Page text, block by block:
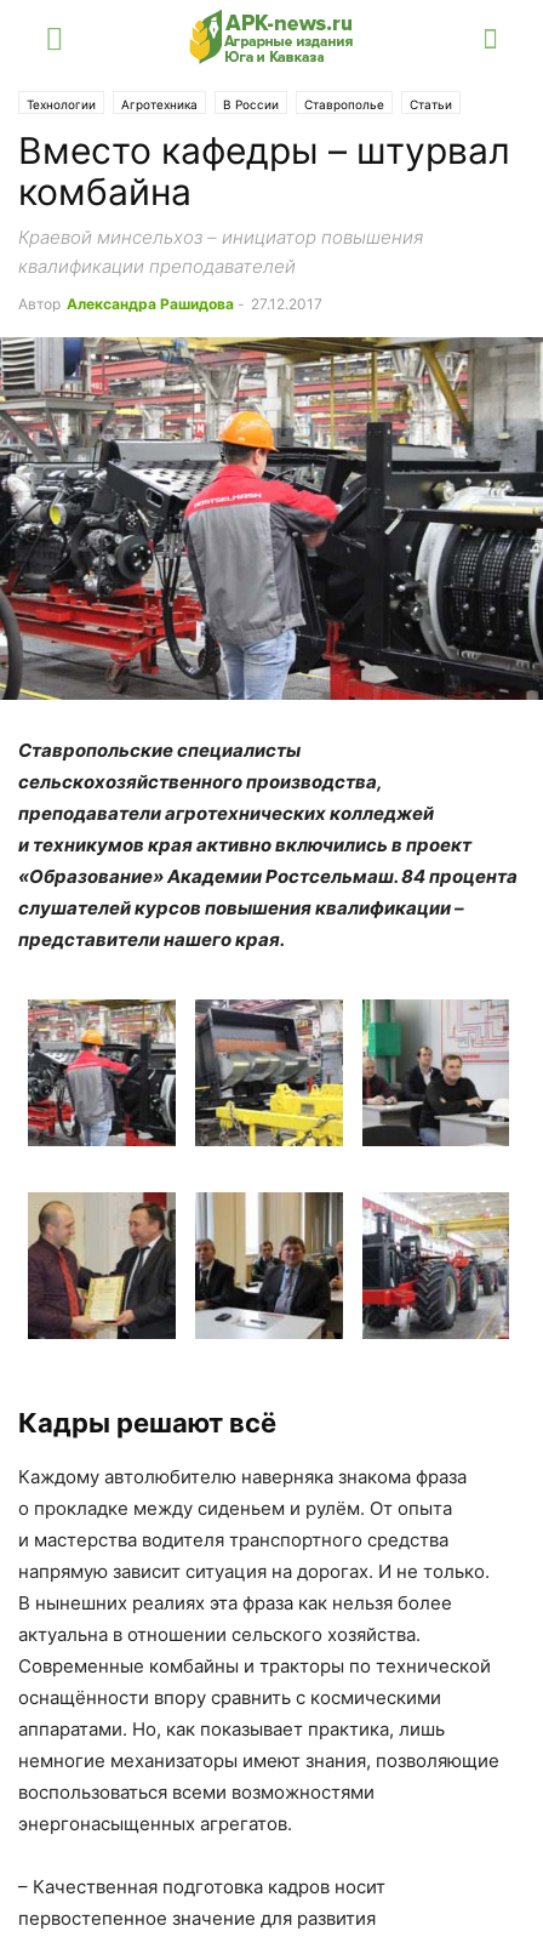
Технологии Агротехника В России Ставрополье Статьи
Вместо кафедры – штурвал
комбайна
Краевой минсельхоз – инициатор повышения
квалификации преподавателей
Автор Александра Рашидова - 27.12.2017
Ставропольские специалисты
сельскохозяйственного производства,
преподаватели агротехнических колледжей
и техникумов края активно включились в проект
«Образование» Академии Ростсельмаш. 84 процента
слушателей курсов повышения квалификации –
представители нашего края.
Кадры решают всё
Каждому автолюбителю наверняка знакома фраза
о прокладке между сиденьем и рулём. От опыта
и мастерства водителя транспортного средства
напрямую зависит ситуация на дорогах. И не только.
В нынешних реалиях эта фраза как нельзя более
актуальна в отношении сельского хозяйства.
Современные комбайны и тракторы по технической
оснащённости впору сравнить с космическими
аппаратами. Но, как показывает практика, лишь
немногие механизаторы имеют знания, позволяющие
воспользоваться всеми возможностями
энергонасыщенных агрегатов.
– Качественная подготовка кадров носит
первостепенное значение для развития